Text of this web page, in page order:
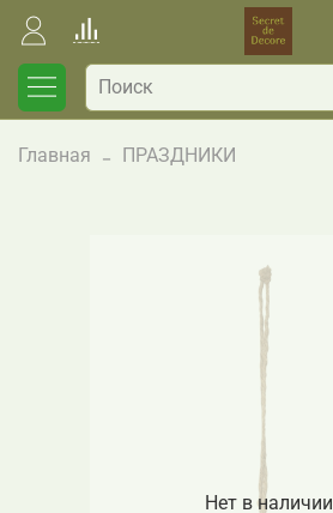
Главная ПРАЗДНИКИ
Нет в наличии